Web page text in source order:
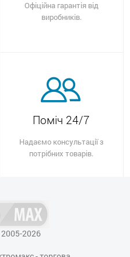
Офіційна гарантія від
виробників.
Поміч 24/7
Надаємо консультації з
потрібних товарів.
2026